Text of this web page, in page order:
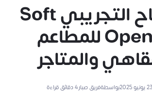
الافتتاح التجريبي Soft
Opening للمطاعم
والمتاجر
23 يونيو 2025 بواسطةفريق صبار4دقائق قراءة